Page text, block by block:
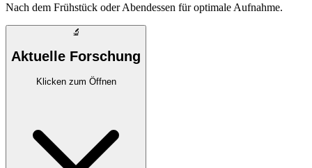
Nach dem Frühstück oder Abendessen für optimale Aufnahme.
🔬
Aktuelle Forschung
Klicken zum Öffnen